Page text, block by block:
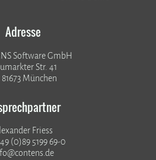
Adresse
Software GmbH
Str. 41
81673 München
Friess
(0)89 5199 69-0